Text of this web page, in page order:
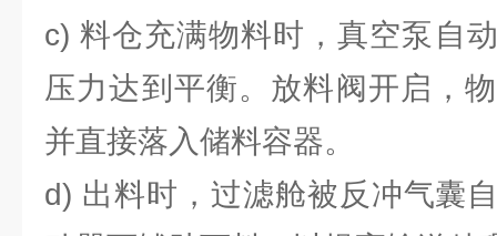
c) 料仓充满物料时，真空泵自
压力达到平衡。放料阀开启，
并直接落入储料容器。
d) 出料时，过滤舱被反冲气囊